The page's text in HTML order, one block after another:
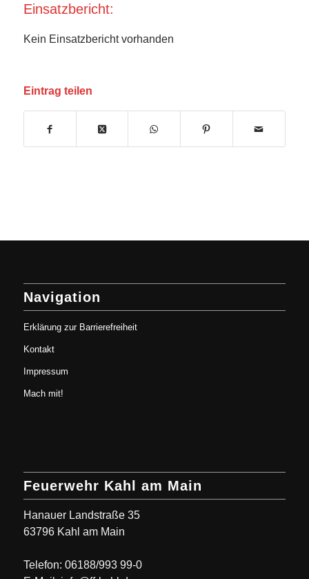
Einsatzbericht:
Kein Einsatzbericht vorhanden
Eintrag teilen
Navigation
Erklärung zur Barrierefreiheit
Kontakt
Impressum
Mach mit!
Feuerwehr Kahl am Main
Hanauer Landstraße 35
63796 Kahl am Main
Telefon: 06188/993 99-0